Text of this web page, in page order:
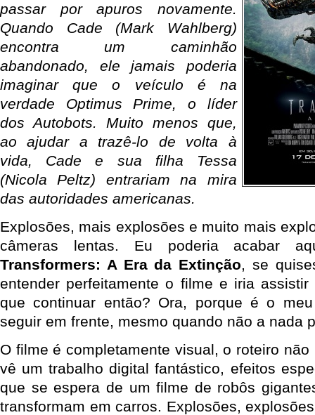
passar por apuros novamente.
Quando Cade (Mark Wahlberg)
encontra um caminhão
abandonado, ele jamais poderia
imaginar que o veículo é na
verdade Optimus Prime, o líder
dos Autobots. Muito menos que,
ao ajudar a trazê-lo de volta à
vida, Cade e sua filha Tessa
(Nicola Peltz) entrariam na mira
das autoridades americanas.
Explosões, mais explosões e muito mais
câmeras lentas. Eu poderia acabar
Transformers: A Era da Extinção, se
entender perfeitamente o filme e iria
que continuar então? Ora, porque é o
seguir em frente, mesmo quando não a nada
O filme é completamente visual, o roteiro
vê um trabalho digital fantástico, efeitos
que se espera de um filme de robôs
transformam em carros. Explosões,